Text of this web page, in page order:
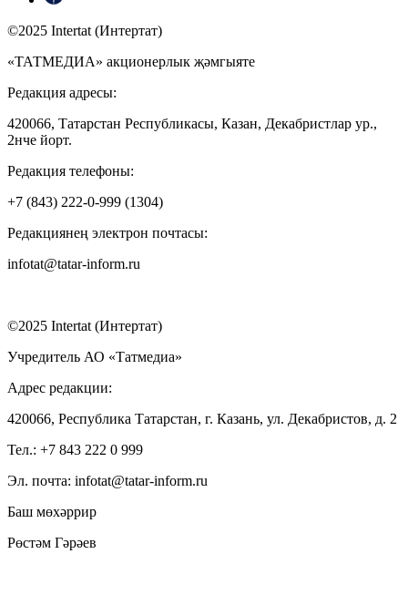
©2025 Intertat (Интертат)
«ТАТМЕДИА» акционерлык җәмгыяте
Редакция адресы:
420066, Татарстан Республикасы, Казан, Декабристлар ур.,
2нче йорт.
Редакция телефоны:
+7 (843) 222-0-999 (1304)
Редакциянең электрон почтасы:
infotat@tatar-inform.ru
©2025 Intertat (Интертат)
Учредитель АО «Татмедиа»
Адрес редакции:
420066, Республика Татарстан, г. Казань, ул. Декабристов, д. 2
Тел.: +7 843 222 0 999
Эл. почта: infotat@tatar-inform.ru
Баш мөхәррир
Рөстәм Гәрәев